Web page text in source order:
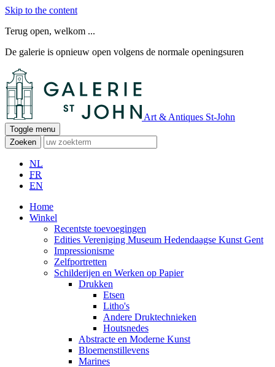
Skip to the content
Terug open, welkom ...
De galerie is opnieuw open volgens de normale openingsuren
Art & Antiques St-John
Toggle menu
Zoeken
NL
FR
EN
Home
Winkel
Recentste toevoegingen
Edities Vereniging Museum Hedendaagse Kunst Gent
Impressionisme
Zelfportretten
Schilderijen en Werken op Papier
Drukken
Etsen
Litho's
Andere Druktechnieken
Houtsnedes
Abstracte en Moderne Kunst
Bloemenstillevens
Marines